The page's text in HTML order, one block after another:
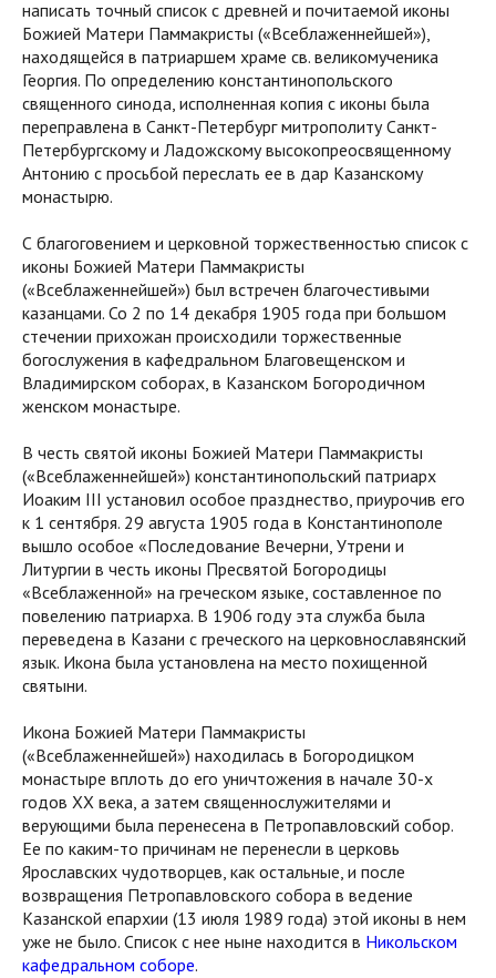
написать точный список с древней и почитаемой иконы
Божией Матери Паммакристы («Всеблаженнейшей»),
находящейся в патриаршем храме св. великомученика
Георгия. По определению константинопольского
священного синода, исполненная копия с иконы была
переправлена в Санкт-Петербург митрополиту Санкт-
Петербургскому и Ладожскому высокопреосвященному
Антонию с просьбой переслать ее в дар Казанскому
монастырю.
С благоговением и церковной торжественностью список с
иконы Божией Матери Паммакристы
(«Всеблаженнейшей») был встречен благочестивыми
казанцами. Со 2 по 14 декабря 1905 года при большом
стечении прихожан происходили торжественные
богослужения в кафедральном Благовещенском и
Владимирском соборах, в Казанском Богородичном
женском монастыре.
В честь святой иконы Божией Матери Паммакристы
(«Всеблаженнейшей») константинопольский патриарх
Иоаким III установил особое празднество, приурочив его
к 1 сентября. 29 августа 1905 года в Константинополе
вышло особое «Последование Вечерни, Утрени и
Литургии в честь иконы Пресвятой Богородицы
«Всеблаженной» на греческом языке, составленное по
повелению патриарха. В 1906 году эта служба была
переведена в Казани с греческого на церковнославянский
язык. Икона была установлена на место похищенной
святыни.
Икона Божией Матери Паммакристы
(«Всеблаженнейшей») находилась в Богородицком
монастыре вплоть до его уничтожения в начале 30-х
годов XX века, а затем священнослужителями и
верующими была перенесена в Петропавловский собор.
Ее по каким-то причинам не перенесли в церковь
Ярославских чудотворцев, как остальные, и после
возвращения Петропавловского собора в ведение
Казанской епархии (13 июля 1989 года) этой иконы в нем
уже не было. Список с нее ныне находится в Никольском
кафедральном соборе.